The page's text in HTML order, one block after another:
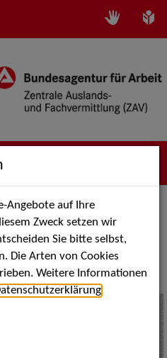
als PDF speichern
Angebote auf Ihre
Zweck setzen wir
Sie bitte selbst,
Die Arten von Cookies
Weitere Informationen